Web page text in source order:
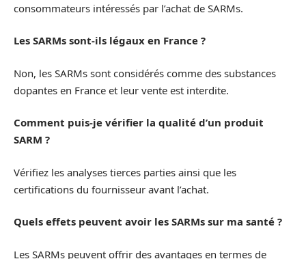
consommateurs intéressés par l’achat de SARMs.
Les SARMs sont-ils légaux en France ?
Non, les SARMs sont considérés comme des substances
dopantes en France et leur vente est interdite.
Comment puis-je vérifier la qualité d’un produit
SARM ?
Vérifiez les analyses tierces parties ainsi que les
certifications du fournisseur avant l’achat.
Quels effets peuvent avoir les SARMs sur ma santé ?
Les SARMs peuvent offrir des avantages en termes de